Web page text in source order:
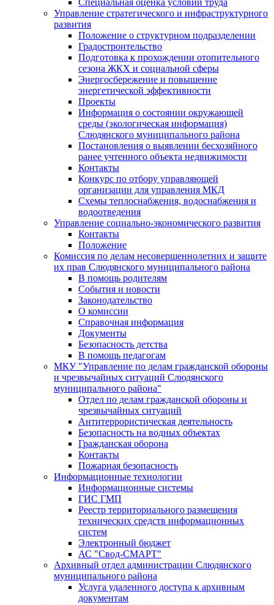
Специальная оценка условий труда
Управление стратегического и инфраструктурного
развития
Положение о структурном подразделении
Градостроительство
Подготовка к прохождении отопительного
сезона ЖКХ и социальной сферы
Энергосбережение и повышение
энергетической эффективности
Проекты
Информация о состоянии окружающей
среды (экологическая информация)
Слюдянского муниципального района
Постановления о выявлении бесхозяйного
ранее учтенного объекта недвижимости
Контакты
Конкурс по отбору управляющей
организации для управления МКД
Схемы теплоснабжения, водоснабжения и
водоотведения
Управление социально-экономического развития
Контакты
Положение
Комиссия по делам несовершеннолетних и защите
их прав Слюдянского муниципального района
В помощь родителям
События и новости
Законодательство
О комиссии
Справочная информация
Документы
Безопасность детства
В помощь педагогам
МКУ "Управление по делам гражданской обороны
и чрезвычайных ситуаций Слюдянского
муниципального района"
Отдел по делам гражданской обороны и
чрезвычайных ситуаций
Антитеррористическая деятельность
Безопасность на водных объектах
Гражданская оборона
Контакты
Пожарная безопасность
Информационные технологии
Информационные системы
ГИС ГМП
Реестр территориального размещения
технических средств информационных
систем
Электронный бюджет
АС "Свод-СМАРТ"
Архивный отдел администрации Слюдянского
муниципального района
Услуга удаленного доступа к архивным
документам